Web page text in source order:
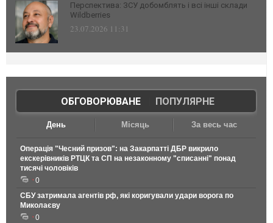
Перспектива: ЗСУ добомблять і всі інші склади
Wildberries
23.07.2026 11:31
ОБГОВОРЮВАНЕ| ПОПУЛЯРНЕ
День Місяць За весь час
Операція "Чесний призов": на Закарпатті ДБР викрило
екскерівників РТЦК та СП на незаконному "списанні" понад
тисячі чоловіків
0
СБУ затримала агентів рф, які коригували удари ворога по
Миколаєву
0